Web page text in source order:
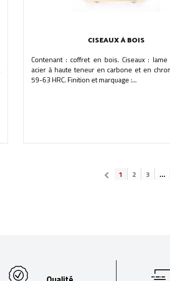
CISEAUX À BOIS
Contenant : coffret en bois. Ciseaux :
acier à haute teneur en carbone et en
59-63 HRC. Finition et marquage :...
1 2 3 ...